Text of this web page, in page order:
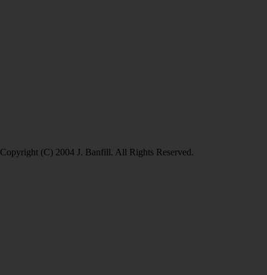
Copyright (C) 2004 J. Banfill. All Rights Reserved.